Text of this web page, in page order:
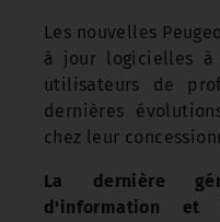
Les nouvelles
à jour logicielles à
utilisateurs de
dernières
chez leur
La dernière
d'information et